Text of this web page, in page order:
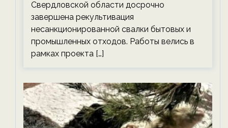
Свердловской области досрочно
завершена рекультивация
несанкционированной свалки бытовых и
промышленных отходов. Работы велись в
рамках проекта […]